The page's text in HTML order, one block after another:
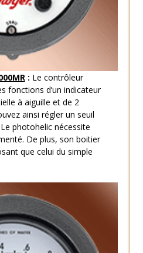
: Le contrôleur
fonctions d’un indicateur
à aiguille et de 2
ainsi régler un seuil
photohelic nécessite
De plus, son boitier
que celui du simple